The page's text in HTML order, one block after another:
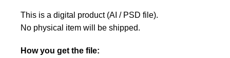
This is a digital product (AI / PSD file).
No physical item will be shipped.
How you get the file: